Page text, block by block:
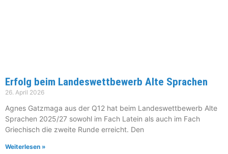
Erfolg beim Landeswettbewerb Alte Sprachen
26. April 2026
Agnes Gatzmaga aus der Q12 hat beim Landeswettbewerb Alte
Sprachen 2025/27 sowohl im Fach Latein als auch im Fach
Griechisch die zweite Runde erreicht. Den
Weiterlesen »